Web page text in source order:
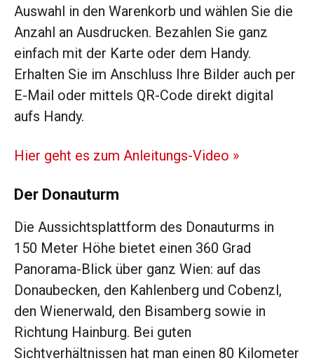
Auswahl in den Warenkorb und wählen Sie die
Anzahl an Ausdrucken. Bezahlen Sie ganz
einfach mit der Karte oder dem Handy.
Erhalten Sie im Anschluss Ihre Bilder auch per
E-Mail oder mittels QR-Code direkt digital
aufs Handy.
Hier geht es zum Anleitungs-Video »
Der Donauturm
Die Aussichtsplattform des Donauturms in
150 Meter Höhe bietet einen 360 Grad
Panorama-Blick über ganz Wien: auf das
Donaubecken, den Kahlenberg und Cobenzl,
den Wienerwald, den Bisamberg sowie in
Richtung Hainburg. Bei guten
Sichtverhältnissen hat man einen 80 Kilometer